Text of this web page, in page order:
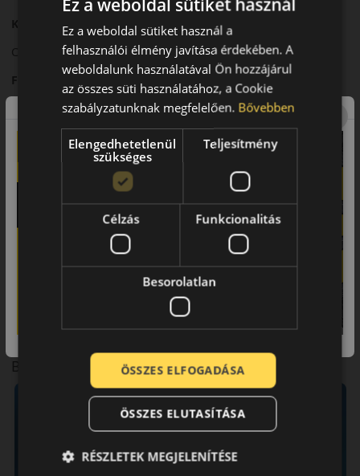
Komfort és zajszint
Csendes futás és kiegyensúlyozott menetkomfort.
Felhasználási ajánlás
Személyautókhoz, nyári közlekedéshez.
Összegzés
Az N'Blue HD Plus gazdaságos és megbízható választás.
Fő előnyök röviden:
• Gazdaságos üzemeltetés
Bemutató videó a mintáról
Ez a weboldal sütiket használ a
felhasználói élmény javítása érdekében. A
weboldalunk használatával Ön hozzájárul
az összes süti használatához, a Cookie
szabályzatunknak megfelelően. Bővebben
Elengedhetetlenül
szükséges
Teljesítmény
Célzás Funkcionalitás
Besorolatlan
ÖSSZES ELFOGADÁSA
ÖSSZES ELUTASÍTÁSA
RÉSZLETEK MEGJELENÍTÉSE